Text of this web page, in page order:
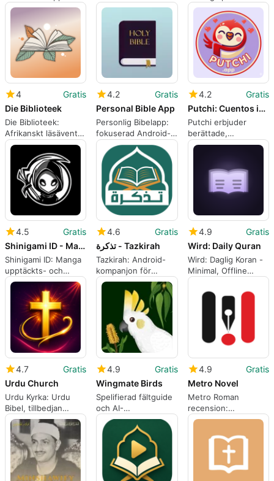
offline hängivenhet
arabisktalande elever
vana-fokuserade
bokläsare
4
Gratis
Die Biblioteek
Die Biblioteek:
Afrikanskt läsäventyr
på Android
4.2
Gratis
Personal Bible App
Personlig Bibelapp:
fokuserad Android-
kompanjon för privat
bibelstudie
4.2
Gratis
Putchi: Cuentos infantiles
Putchi erbjuder
berättade,
personliga historier
4.5
Gratis
Shinigami ID - Manga Comics
Shinigami ID: Manga
upptäckts- och
läsningsspårare för
Android
4.6
Gratis
تذكرة - Tazkirah
Tazkirah: Android-
kompanjon för
Koranläsning, bön
och Azkar
4.9
Gratis
Wird: Daily Quran
Wird: Daglig Koran -
Minimal, Offline
Koranläsning för
vanebildning
4.7
Gratis
Urdu Church
Urdu Kyrka: Urdu
Bibel, tillbedjan
media och
ministerverktyg
4.9
Gratis
Wingmate Birds
Spelifierad fältguide
och AI-
fågelidentifierare för
Australien och Nya
Zeeland
4.9
Gratis
Metro Novel
Metro Roman
recension:
Serienpublicerad
mobila läsare